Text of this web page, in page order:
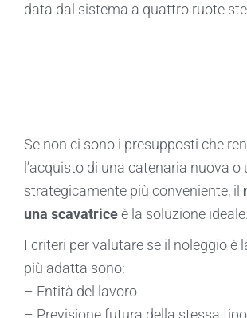
data dal sistema a quattro ruote
Se non ci sono i presupposti che
l’acquisto di una catenaria nuova o
strategicamente più conveniente, il
una scavatriceè la soluzione ideale.
I criteri per valutare se il noleggio è
più adatta sono:
– Entità del lavoro
– Previsione futura della stessa